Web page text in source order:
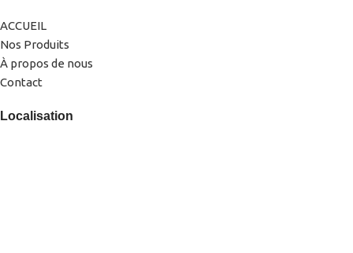
ACCUEIL
Nos Produits
À propos de nous
Contact
Localisation